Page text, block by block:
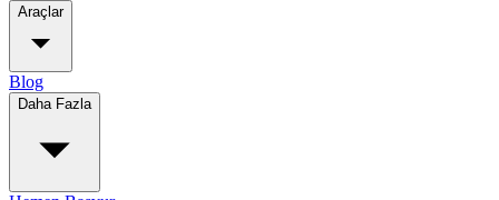
Araçlar
Blog
Daha Fazla